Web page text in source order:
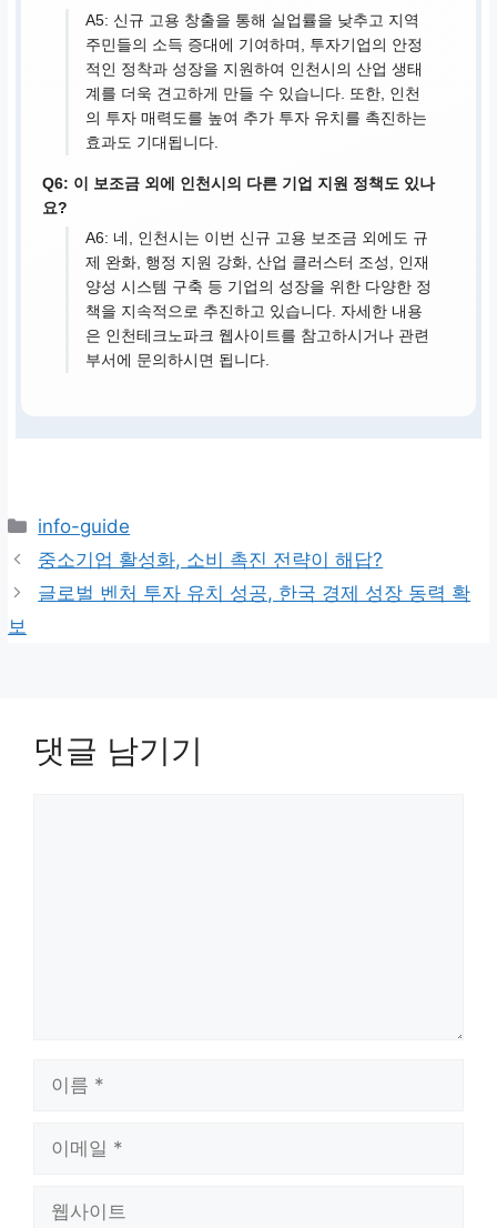
A5: 신규 고용 창출을 통해 실업률을 낮추고 지역
주민들의 소득 증대에 기여하며, 투자기업의 안정
적인 정착과 성장을 지원하여 인천시의 산업 생태
계를 더욱 견고하게 만들 수 있습니다. 또한, 인천
의 투자 매력도를 높여 추가 투자 유치를 촉진하는
효과도 기대됩니다.
Q6: 이 보조금 외에 인천시의 다른 기업 지원 정책도 있나
요?
A6: 네, 인천시는 이번 신규 고용 보조금 외에도 규
제 완화, 행정 지원 강화, 산업 클러스터 조성, 인재
양성 시스템 구축 등 기업의 성장을 위한 다양한 정
책을 지속적으로 추진하고 있습니다. 자세한 내용
은 인천테크노파크 웹사이트를 참고하시거나 관련
부서에 문의하시면 됩니다.
카
테
고
리
info-guide
중소기업 활성화, 소비 촉진 전략이 해답?
글로벌 벤처 투자 유치 성공, 한국 경제 성장 동력 확
보
댓글 남기기